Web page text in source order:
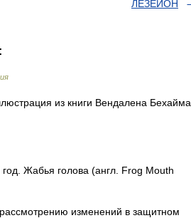
ЛЕЗЕЙОН
из книги Вендалена Бехайма
Жабья голова (англ. Frog Mouth
изменений в защитном